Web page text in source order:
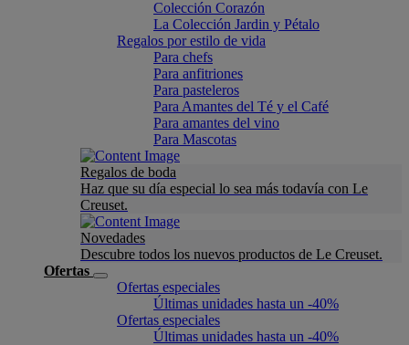
Colección Corazón
La Colección Jardin y Pétalo
Regalos por estilo de vida
Para chefs
Para anfitriones
Para pasteleros
Para Amantes del Té y el Café
Para amantes del vino
Para Mascotas
Regalos de boda
Haz que su día especial lo sea más todavía con Le
Creuset.
Novedades
Descubre todos los nuevos productos de Le Creuset.
Ofertas
Ofertas especiales
Últimas unidades hasta un -40%
Ofertas especiales
Últimas unidades hasta un -40%